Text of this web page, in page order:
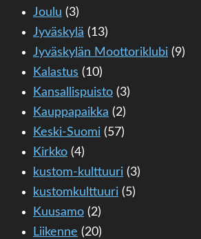
Joulu (3)
Jyväskylä (13)
Jyväskylän Moottoriklubi (9)
Kalastus (10)
Kansallispuisto (3)
Kauppapaikka (2)
Keski-Suomi (57)
Kirkko (4)
kustom-kulttuuri (3)
kustomkulttuuri (5)
Kuusamo (2)
Liikenne (20)